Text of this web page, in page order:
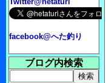
facebook@へた釣り
ブログ内検索